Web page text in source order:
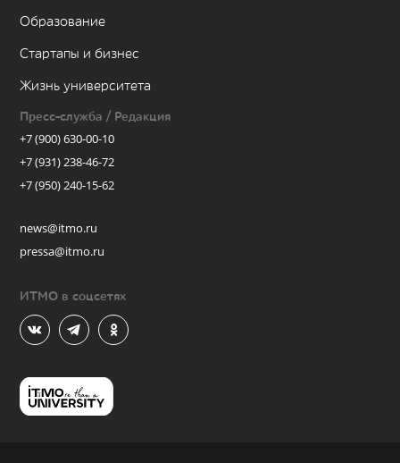
Образование
Стартапы и бизнес
Жизнь университета
Пресс-служба / Редакция
+7 (900) 630-00-10
+7 (931) 238-46-72
+7 (950) 240-15-62
news@itmo.ru
pressa@itmo.ru
ИТМО в соцсетях